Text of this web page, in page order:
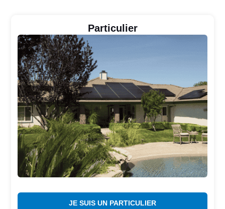
Particulier
JE SUIS UN PARTICULIER